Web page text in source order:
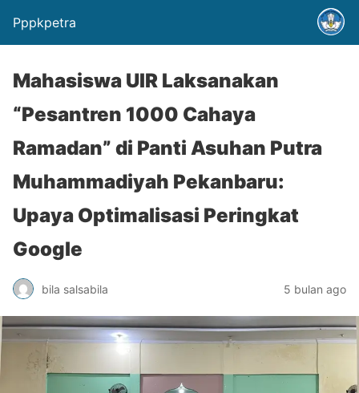
Pppkpetra
Mahasiswa UIR Laksanakan
“Pesantren 1000 Cahaya
Ramadan” di Panti Asuhan Putra
Muhammadiyah Pekanbaru:
Upaya Optimalisasi Peringkat
Google
bila salsabila 5 bulan ago